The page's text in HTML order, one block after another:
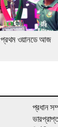
প্রথম ওয়ানডে আজ
প্রধান